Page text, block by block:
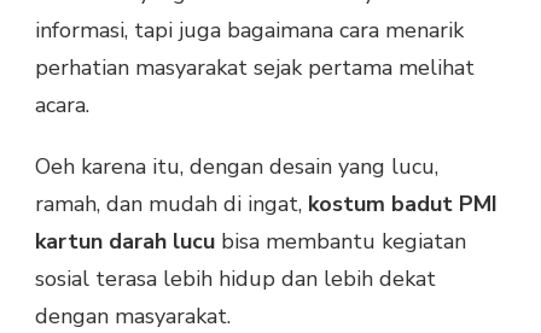
informasi, tapi juga bagaimana cara menarik
perhatian masyarakat sejak pertama melihat
acara.
Oeh karena itu, dengan desain yang lucu,
ramah, dan mudah di ingat, kostum badut PMI
kartun darah lucu bisa membantu kegiatan
sosial terasa lebih hidup dan lebih dekat
dengan masyarakat.